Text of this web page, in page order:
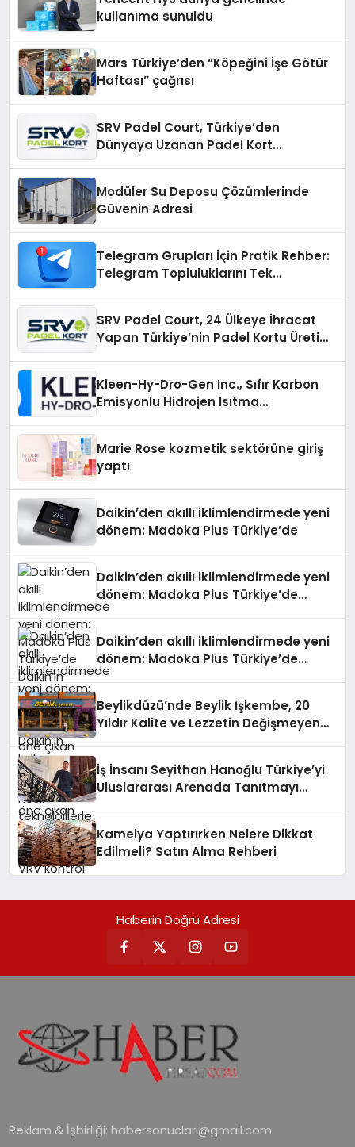
kullanıma sunuldu
Mars Türkiye’den “Köpeğini İşe Götür
Haftası” çağrısı
SRV Padel Court, Türkiye’den
Dünyaya Uzanan Padel Kort
Modüler Su Deposu Çözümlerinde
Güvenin Adresi
Telegram Grupları İçin Pratik Rehber:
Telegram Topluluklarını Tek
SRV Padel Court, 24 Ülkeye İhracat
Yapan Türkiye’nin Padel Kortu Üretim
Kleen-Hy-Dro-Gen Inc., Sıfır Karbon
Emisyonlu Hidrojen Isıtma
Marie Rose kozmetik sektörüne giriş
yaptı
Daikin’den akıllı iklimlendirmede yeni
dönem: Madoka Plus Türkiye’de
Daikin’den akıllı iklimlendirmede yeni
dönem: Madoka Plus Türkiye’de
Daikin’in kullanıcı dostu tasarımıyla
teknolojilerle donatılmış son modeli
VRV kontrol ünitesi Madoka Plus
Türkiye’de satışa sunuldu. Tam
dokunmatik ekranı, mobil uygulama
desteği ve akıllı sensör entegrasyonu
sayesinde iklimlendirme sistemlerinin
yönetimini daha kolay, konforlu ve
verimli hale getiriyor. Enerji
verimliliğini artırırken modern yaşam
Daikin’den akıllı iklimlendirmede yeni
dönem: Madoka Plus Türkiye’de
Daikin’in kullanıcı dostu tasarımıyla
teknolojilerle donatılmış son modeli
VRV kontrol ünitesi Madoka Plus
Türkiye’de satışa sunuldu. Tam
dokunmatik ekranı, mobil uygulama
desteği ve akıllı sensör entegrasyonu
sayesinde iklimlendirme sistemlerinin
yönetimini daha kolay, konforlu ve
verimli hale getiriyor. Enerji
verimliliğini artırırken modern yaşam
Beylikdüzü’nde Beylik İşkembe, 20
Yıldır Kalite ve Lezzetin Değişmeyen
İş İnsanı Seyithan Hanoğlu Türkiye’yi
Uluslararası Arenada Tanıtmayı
Kamelya Yaptırırken Nelere Dikkat
Edilmeli? Satın Alma Rehberi
Haberin Doğru Adresi
Reklam & İşbirliği: habersonuclari@gmail.com